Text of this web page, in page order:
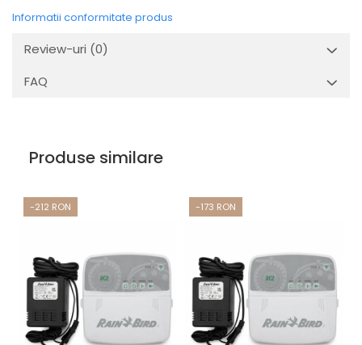
Informatii conformitate produs
Review-uri (0)
FAQ
Produse similare
-212 RON -173 RON